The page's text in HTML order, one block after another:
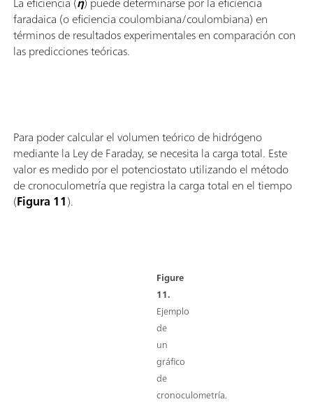
faradaica (o eficiencia coulombiana/coulombiana) en
términos de resultados experimentales en comparación con
las predicciones teóricas.
Para poder calcular el volumen teórico de hidrógeno
mediante la Ley de Faraday, se necesita la carga total. Este
valor es medido por el potenciostato utilizando el método
de cronoculometría que registra la carga total en el tiempo
(Figura 11).
Figure
11.
Ejemplo
de
un
gráfico
de
cronoculometría.